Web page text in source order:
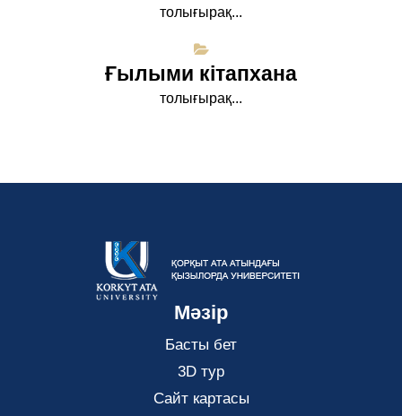
толығырақ...
Ғылыми кітапхана
толығырақ...
Мәзір
Басты бет
3D тур
Сайт картасы